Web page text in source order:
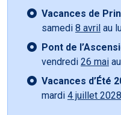
Vacances de
samedi 8 avril au
Pont de
vendredi 26 mai
Vacances d’Été
mardi 4 juillet 2028